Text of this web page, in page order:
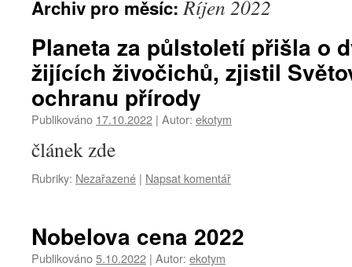
Archiv pro měsíc:Říjen 2022
Planeta za půlstoletí přišla o
žijících živočichů, zjistil
ochranu přírody
Publikováno 17.10.2022 | Autor: ekotym
článek zde
Rubriky: Nezařazené | Napsat komentář
Nobelova cena 2022
Publikováno5.10.2022 | Autor: ekotym